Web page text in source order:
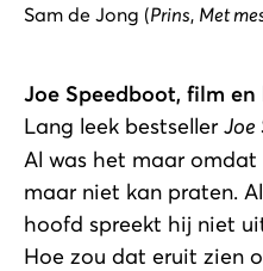
Sam de Jong (Prins, Met
Joe Speedboot, film en
Lang leek bestseller Joe
Al was het maar omdat
maar niet kan praten.
hoofd spreekt hij niet
Hoe zou dat eruit zien